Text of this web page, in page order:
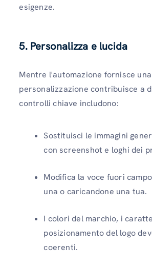
esigenze.
5. Personalizza e lucida
Mentre l'automazione fornisce
personalizzazione contribuisce a
controlli chiave includono:
Sostituisci le immagini
con screenshot e loghi dei
Modifica la voce fuori
una o caricandone una tua.
I colori del marchio, i
posizionamento del logo
coerenti.